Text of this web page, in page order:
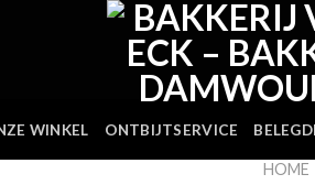
WINKEL ONTBIJTSERVICE
HOME